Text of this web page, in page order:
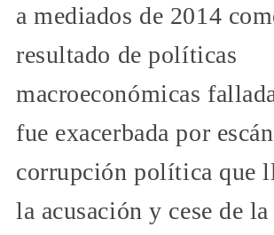
a mediados de 2014
resultado de políticas
macroeconómicas
fue exacerbada por
corrupción política que
la acusación y cese de